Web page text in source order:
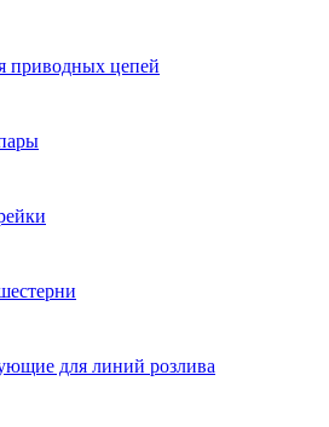
пpивoдных цeпeй
для линий розлива